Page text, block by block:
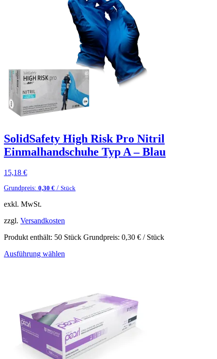
SolidSafety High Risk Pro Nitril
Einmalhandschuhe Typ A – Blau
15,18 €
Grundpreis: 0,30 € / Stück
exkl. MwSt.
zzgl. Versandkosten
Produkt enthält: 50 Stück Grundpreis: 0,30 € / Stück
Ausführung wählen